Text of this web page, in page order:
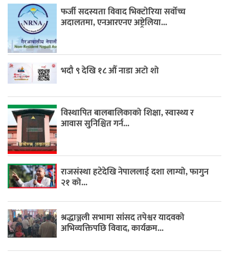
फर्जी सदस्यता विवाद भिक्टोरिया सर्वोच्च
अदालतमा, एनआरएनए अष्ट्रेलिया...
भदौ ९ देखि १८ औँ नाडा अटो शो
विस्थापित बालबालिकाको शिक्षा, स्वास्थ्य र
आवास सुनिश्चित गर्न...
राजसंस्था हटेदेखि नेपाललाई दशा लाग्यो, फागुन
२१ को...
श्रद्धाञ्जली सभामा सांसद तपेश्वर यादवको
अभिव्यक्तिपछि विवाद, कार्यक्रम...